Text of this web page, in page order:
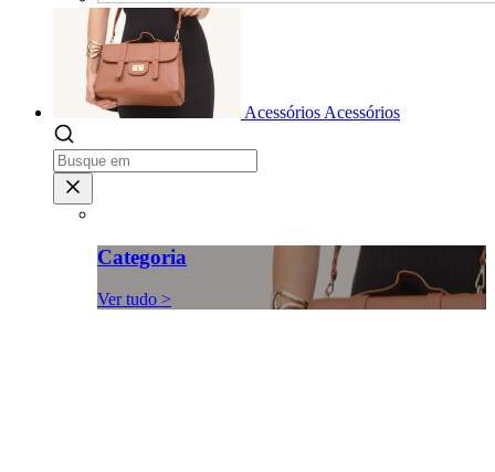
Acessórios Acessórios
Categoria
Ver tudo >